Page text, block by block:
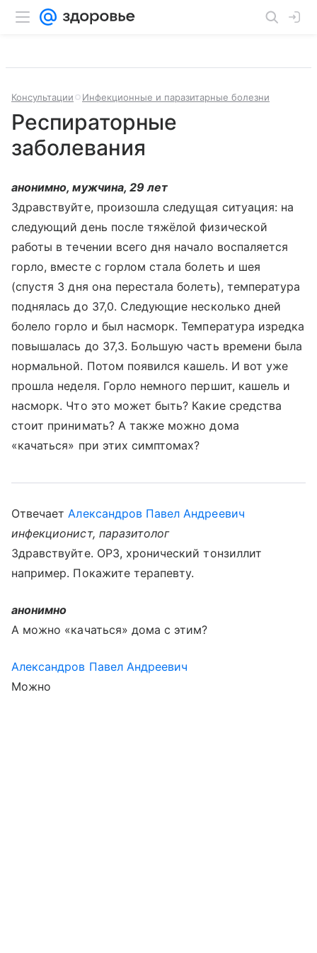
Консультации Инфекционные и паразитарные болезни
Респираторные
заболевания
анонимно, мужчина, 29 лет
Здравствуйте, произошла следущая ситуация: на
следующий день после тяжёлой физической
работы в течении всего дня начало воспаляется
горло, вместе с горлом стала болеть и шея
(спустя 3 дня она перестала болеть), температура
поднялась до 37,0. Следующие несколько дней
болело горло и был насморк. Температура изредка
повышалась до 37,3. Большую часть времени была
нормальной. Потом появился кашель. И вот уже
прошла неделя. Горло немного першит, кашель и
насморк. Что это может быть? Какие средства
стоит принимать? А также можно дома
«качаться» при этих симптомах?
ОтвечаетАлександров Павел Андреевич
инфекционист, паразитолог
Здравствуйте. ОРЗ, хронический тонзиллит
например. Покажите терапевту.
анонимно
А можно «качаться» дома с этим?
Александров Павел Андреевич
Можно